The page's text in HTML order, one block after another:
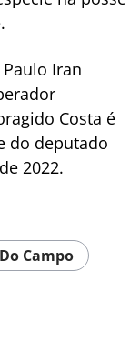
Iran
Costa é
do deputado
2022.
Campo